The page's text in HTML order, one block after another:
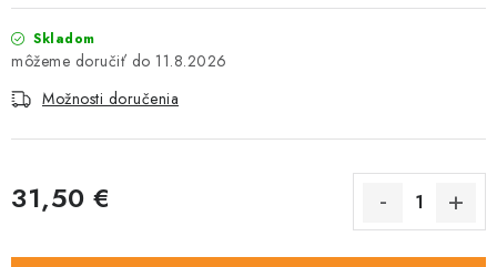
GELOREN KĽBOVÁ VÝŽIVA
CHOVATEĽSKÉ POTREBY
Kontakty Predajňa Útulky Bonusový program
Skladom
11.8.2026
Možnosti doručenia
31,50 €